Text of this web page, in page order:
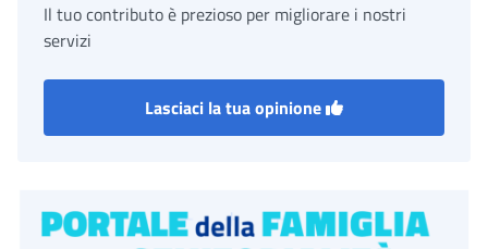
Il tuo contributo è prezioso per migliorare i nostri
servizi
Lasciaci la tua opinione